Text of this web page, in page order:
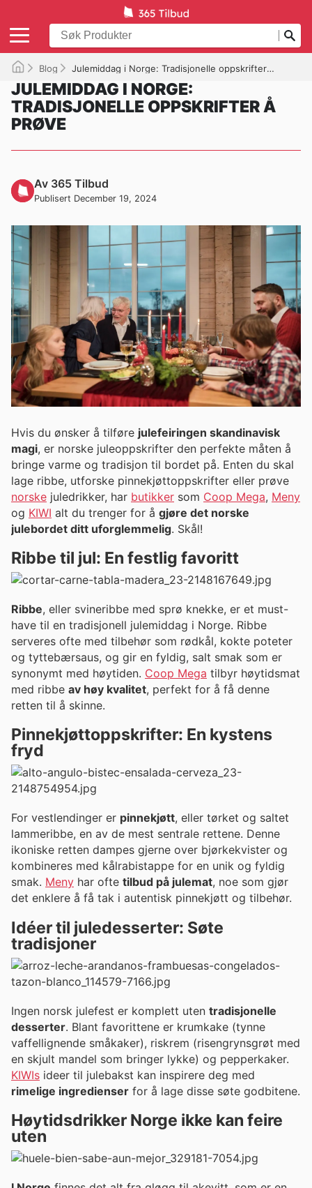
Blog Julemiddag i Norge: Tradisjonelle oppskrifter å prøve
JULEMIDDAG I NORGE:
TRADISJONELLE OPPSKRIFTER Å
PRØVE
Av 365 Tilbud
Publisert December 19, 2024
Hvis du ønsker å tilføre julefeiringen skandinavisk
magi, er norske juleoppskrifter den perfekte måten å
bringe varme og tradisjon til bordet på. Enten du skal
lage ribbe, utforske pinnekjøttoppskrifter eller prøve
norske juledrikker, har butikker som Coop Mega, Meny
og KIWI alt du trenger for å gjøre det norske
julebordet ditt uforglemmelig. Skål!
Ribbe til jul: En festlig favoritt
Ribbe, eller svineribbe med sprø knekke, er et must-
have til en tradisjonell julemiddag i Norge. Ribbe
serveres ofte med tilbehør som rødkål, kokte poteter
og tyttebærsaus, og gir en fyldig, salt smak som er
synonymt med høytiden. Coop Mega tilbyr høytidsmat
med ribbe av høy kvalitet, perfekt for å få denne
retten til å skinne.
Pinnekjøttoppskrifter: En kystens
fryd
For vestlendinger er pinnekjøtt, eller tørket og saltet
lammeribbe, en av de mest sentrale rettene. Denne
ikoniske retten dampes gjerne over bjørkekvister og
kombineres med kålrabistappe for en unik og fyldig
smak. Meny har ofte tilbud på julemat, noe som gjør
det enklere å få tak i autentisk pinnekjøtt og tilbehør.
Idéer til juledesserter: Søte
tradisjoner
Ingen norsk julefest er komplett uten tradisjonelle
desserter. Blant favorittene er krumkake (tynne
vaffellignende småkaker), riskrem (risengrynsgrøt med
en skjult mandel som bringer lykke) og pepperkaker.
KIWIs ideer til julebakst kan inspirere deg med
rimelige ingredienser for å lage disse søte godbitene.
Høytidsdrikker Norge ikke kan feire
uten